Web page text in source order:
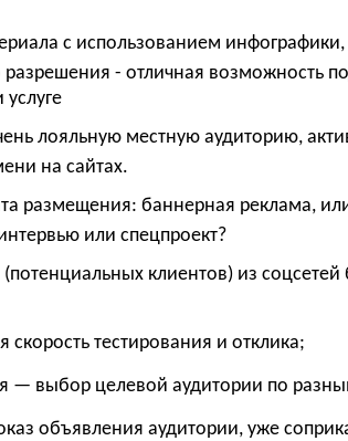
с использованием
разрешения - отличная возможность
лояльную местную аудиторию,
на сайтах.
размещения: баннерная реклама,
или спецпроект?
клиентов) из соцсетей
скорость тестирования и отклика;
— выбор целевой аудитории по
объявления аудитории, уже